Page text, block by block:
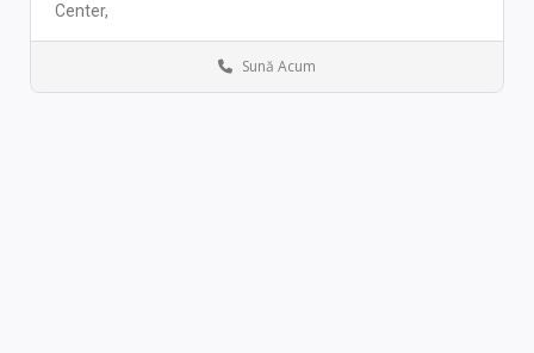
Center,
Sună Acum